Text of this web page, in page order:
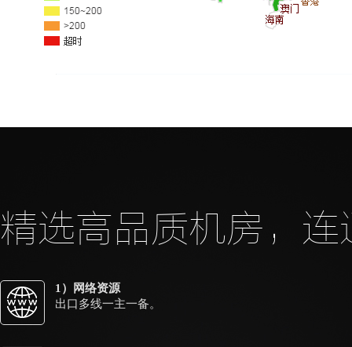
精选高品质机房，
1）网络资源
出口多线一主一备。